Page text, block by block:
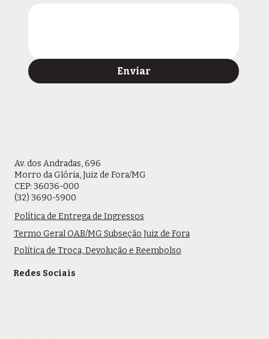
Av. dos Andradas, 696
Morro da Glória, Juiz de Fora/MG
CEP: 36036-000
(32) 3690-5900
Política de Entrega de Ingressos
Termo Geral OAB/MG Subseção Juiz de Fora
Política de Troca, Devolução e Reembolso
Redes Sociais
Enviar